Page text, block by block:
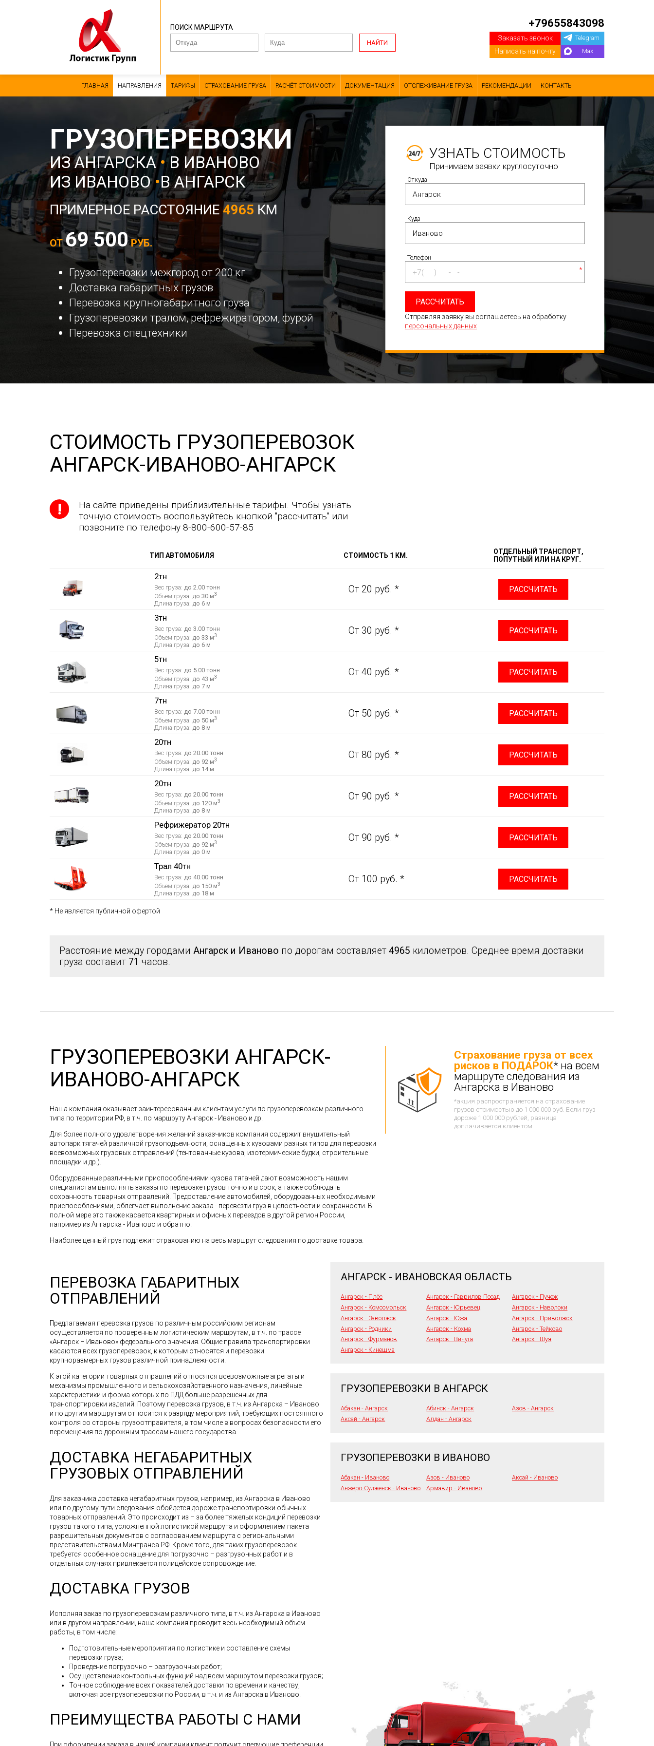
ПОИСК МАРШРУТА
НАЙТИ
+79655843098
Заказать звонок
Написать на почту
Telegram
Max
ГЛАВНАЯ НАПРАВЛЕНИЯ ТАРИФЫ СТРАХОВАНИЕ ГРУЗА РАСЧЁТ СТОИМОСТИ ДОКУМЕНТАЦИЯ ОТСЛЕЖИВАНИЕ ГРУЗА РЕКОМЕНДАЦИИ КОНТАКТЫ
ГРУЗОПЕРЕВОЗКИ
ИЗ АНГАРСКА•В ИВАНОВО
ИЗ ИВАНОВО•В АНГАРСК
ПРИМЕРНОЕ РАССТОЯНИЕ4965 КМ
ОТ69 500РУБ.
Грузоперевозки межгород от 200 кг
Доставка габаритных грузов
Перевозка крупногабаритного груза
Грузоперевозки тралом, рефрежиратором, фурой
Перевозка спецтехники
УЗНАТЬ СТОИМОСТЬ
Принимаем заявки круглосуточно
Откуда
Куда
Телефон
*
РАССЧИТАТЬ
Отправляя заявку вы соглашаетесь на обработку
персональных данных
СТОИМОСТЬ ГРУЗОПЕРЕВОЗОК
АНГАРСК-ИВАНОВО-АНГАРСК
На сайте приведены приблизительные тарифы. Чтобы узнать
точную стоимость воспользуйтесь кнопкой "рассчитать" или
позвоните по телефону 8-800-600-57-85
ТИП АВТОМОБИЛЯ СТОИМОСТЬ 1 КМ.
ОТДЕЛЬНЫЙ ТРАНСПОРТ,
ПОПУТНЫЙ ИЛИ НА КРУГ.
2тн
Вес груза: до 2.00 тонн
Объем груза: до 30 м3
Длина груза: до 6 м
От 20 руб. * РАССЧИТАТЬ
3тн
Вес груза: до 3.00 тонн
Объем груза: до 33 м3
Длина груза: до 6 м
От 30 руб. * РАССЧИТАТЬ
5тн
Вес груза: до 5.00 тонн
Объем груза: до 43 м3
Длина груза: до 7 м
От 40 руб. * РАССЧИТАТЬ
7тн
Вес груза: до 7.00 тонн
Объем груза: до 50 м3
Длина груза: до 8 м
От 50 руб. * РАССЧИТАТЬ
20тн
Вес груза: до 20.00 тонн
Объем груза: до 92 м3
Длина груза: до 14 м
От 80 руб. * РАССЧИТАТЬ
20тн
Вес груза: до 20.00 тонн
Объем груза: до 120 м3
Длина груза: до 8 м
От 90 руб. * РАССЧИТАТЬ
Рефрижератор 20тн
Вес груза: до 20.00 тонн
Объем груза: до 92 м3
Длина груза: до 0 м
От 90 руб. * РАССЧИТАТЬ
Трал 40тн
Вес груза: до 40.00 тонн
Объем груза: до 150 м3
Длина груза: до 18 м
От 100 руб. * РАССЧИТАТЬ
* Не является публичной офертой
Расстояние между городами Ангарск и Иваново по дорогам составляет 4965 километров. Среднее время доставки
груза составит 71 часов.
ГРУЗОПЕРЕВОЗКИ АНГАРСК-
ИВАНОВО-АНГАРСК
Наша компания оказывает заинтересованным клиентам услуги по грузоперевозкам различного
типа по территории РФ, в т.ч. по маршруту Ангарск - Иваново и др.
Для более полного удовлетворения желаний заказчиков компания содержит внушительный
автопарк тягачей различной грузоподъемности, оснащенных кузовами разных типов для перевозки
всевозможных грузовых отправлений (тентованные кузова, изотермические будки, строительные
площадки и др.).
Оборудованные различными приспособлениями кузова тягачей дают возможность нашим
специалистам выполнять заказы по перевозке грузов точно и в срок, а также соблюдать
сохранность товарных отправлений. Предоставление автомобилей, оборудованных необходимыми
приспособлениями, облегчает выполнение заказа - перевезти груз в целостности и сохранности. В
полной мере это также касается квартирных и офисных переездов в другой регион России,
например из Ангарска - Иваново и обратно.
Наиболее ценный груз подлежит страхованию на весь маршрут следования по доставке товара.
Страхование груза от всех
рисков в ПОДАРОК* на всем
маршруте следования из
Ангарска в Иваново
*акция распространяется на страхование
грузов стоимостью до 1 000 000 руб. Если груз
дороже 1 000 000 рублей, разница
доплачивается клиентом.
ПЕРЕВОЗКА ГАБАРИТНЫХ
ОТПРАВЛЕНИЙ
Предлагаемая перевозка грузов по различным российским регионам
осуществляется по проверенным логистическим маршрутам, в т.ч. по трассе
«Ангарск – Иваново» федерального значения. Общие правила транспортировки
касаются всех грузоперевозок, к которым относятся и перевозки
крупноразмерных грузов различной принадлежности.
К этой категории товарных отправлений относятся всевозможные агрегаты и
механизмы промышленного и сельскохозяйственного назначения, линейные
характеристики и форма которых по ПДД больше разрешенных для
транспортировки изделий. Поэтому перевозка грузов, в т.ч. из Ангарска – Иваново
и по другим маршрутам относится к разряду мероприятий, требующих постоянного
контроля со стороны грузоотправителя, в том числе в вопросах безопасности его
перемещения по дорожным трассам нашего государства.
ДОСТАВКА НЕГАБАРИТНЫХ
ГРУЗОВЫХ ОТПРАВЛЕНИЙ
Для заказчика доставка негабаритных грузов, например, из Ангарска в Иваново
или по другому пути следования обойдется дороже транспортировки обычных
товарных отправлений. Это происходит из – за более тяжелых кондиций перевозки
грузов такого типа, усложненной логистикой маршрута и оформлением пакета
разрешительных документов с согласованием маршрута с региональными
представительствами Минтранса РФ. Кроме того, для таких грузоперевозок
требуется особенное оснащение для погрузочно – разгрузочных работ и в
отдельных случаях привлекается полицейское сопровождение.
ДОСТАВКА ГРУЗОВ
Исполняя заказ по грузоперевозкам различного типа, в т.ч. из Ангарска в Иваново
или в другом направлении, наша компания проводит весь необходимый объем
работы, в том числе:
Подготовительные мероприятия по логистике и составление схемы
перевозки груза;
Проведение погрузочно – разгрузочных работ;
Осуществление контрольных функций над всем маршрутом перевозки грузов;
Точное соблюдение всех показателей доставки по времени и качеству,
включая все грузоперевозки по России, в т.ч. и из Ангарска в Иваново.
ПРЕИМУЩЕСТВА РАБОТЫ С НАМИ
При оформлении заказа в нашей компании клиент получит следующие преференции
АНГАРСК - ИВАНОВСКАЯ ОБЛАСТЬ
Ангарск - Плёс Ангарск - Гаврилов Посад
Ангарск - Пучеж
Ангарск - Комсомольск
Ангарск - Юрьевец
Ангарск - Наволоки
Ангарск - Заволжск
Ангарск - Южа
Ангарск - Приволжск
Ангарск - Родники
Ангарск - Кохма
Ангарск - Тейково
Ангарск - Фурманов
Ангарск - Вичуга
Ангарск - Шуя
Ангарск - Кинешма
ГРУЗОПЕРЕВОЗКИ В АНГАРСК
Абакан - Ангарск Абинск - Ангарск
Азов - Ангарск
Аксай - Ангарск
Алдан - Ангарск
ГРУЗОПЕРЕВОЗКИ В ИВАНОВО
Абакан - Иваново Азов - Иваново
Аксай - Иваново
Анжеро-Судженск - Иваново
Армавир - Иваново